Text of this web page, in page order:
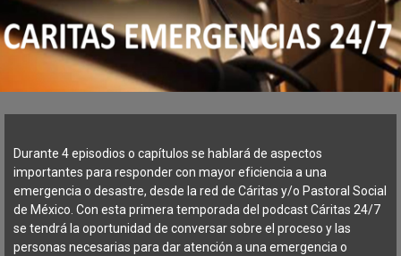
Durante 4 episodios o capítulos se hablará de aspectos
importantes para responder con mayor eficiencia a una
emergencia o desastre, desde la red de Cáritas y/o Pastoral Social
de México. Con esta primera temporada del podcast Cáritas 24/7
se tendrá la oportunidad de conversar sobre el proceso y las
personas necesarias para dar atención a una emergencia o